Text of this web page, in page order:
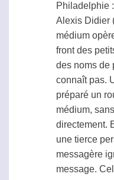
Philadelphie
Alexis Didier
médium
front des
des noms de
connaît pas.
préparé un
médium,
directement.
une tierce
messagère
message.